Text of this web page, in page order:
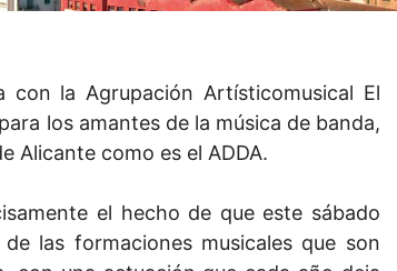
con la Agrupación Artísticomusical El
los amantes de la música de banda,
Alicante como es el ADDA.
el hecho de que este sábado
las formaciones musicales que son